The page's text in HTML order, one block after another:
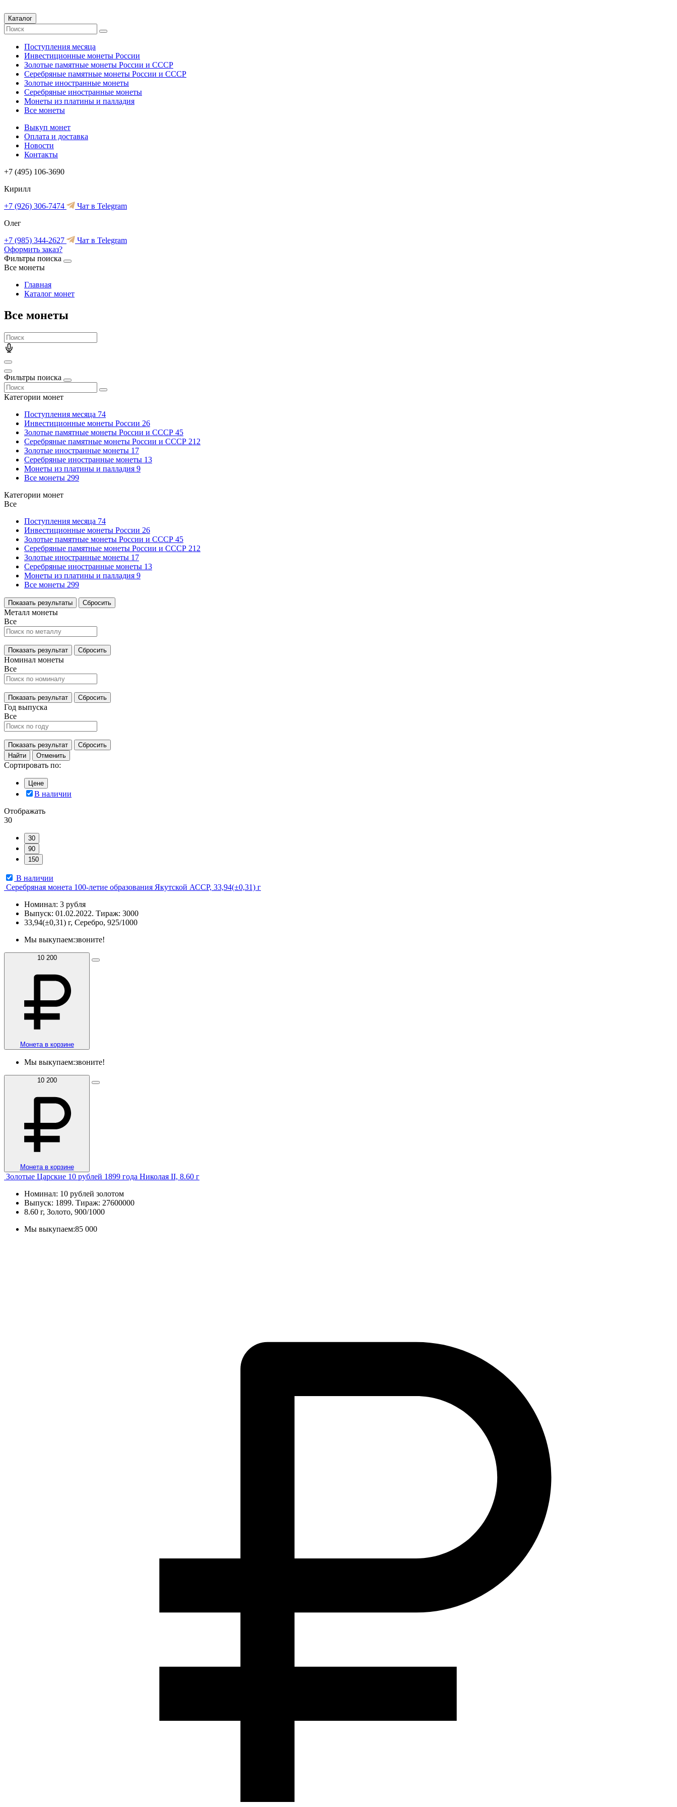
Каталог
Поступления месяца
Инвестиционные монеты России
Золотые памятные монеты России и СССР
Серебряные памятные монеты России и СССР
Золотые иностранные монеты
Серебряные иностранные монеты
Монеты из платины и палладия
Все монеты
Выкуп монет
Оплата и доставка
Новости
Контакты
+7 (495) 106-3690
Кирилл
+7 (926) 306-7474
Чат в Telegram
Олег
+7 (985) 344-2627
Чат в Telegram
Оформить заказ?
Фильтры поиска
Все монеты
Главная
Каталог монет
Все монеты
Фильтры поиска
Категории монет
Поступления месяца 74
Инвестиционные монеты России 26
Золотые памятные монеты России и СССР 45
Серебряные памятные монеты России и СССР 212
Золотые иностранные монеты 17
Серебряные иностранные монеты 13
Монеты из платины и палладия 9
Все монеты 299
Категории монет
Все
Поступления месяца 74
Инвестиционные монеты России 26
Золотые памятные монеты России и СССР 45
Серебряные памятные монеты России и СССР 212
Золотые иностранные монеты 17
Серебряные иностранные монеты 13
Монеты из платины и палладия 9
Все монеты 299
Показать результаты Сбросить
Металл монеты
Все
Показать результат Сбросить
Номинал монеты
Все
Показать результат Сбросить
Год выпуска
Все
Показать результат
Сбросить
Найти
Отменить
Сортировать по:
Цене
В наличии
Отображать
30
30
90
150
В наличии
Серебряная монета 100-летие образования Якутской АССР, 33,94(±0,31) г
Номинал: 3 рубля
Выпуск: 01.02.2022. Тираж: 3000
33,94(±0,31) г, Серебро, 925/1000
Мы выкупаем:звоните!
10 200
Монета в корзине
Мы выкупаем:звоните!
10 200
Монета в корзине
Золотые Царские 10 рублей 1899 года Николая II, 8.60 г
Номинал: 10 рублей золотом
Выпуск: 1899. Тираж: 27600000
8.60 г, Золото, 900/1000
Мы выкупаем:85 000